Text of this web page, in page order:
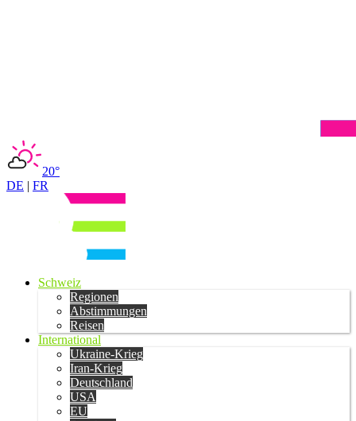
20°
DE | FR
Schweiz
Regionen
Abstimmungen
Reisen
International
Ukraine-Krieg
Iran-Krieg
Deutschland
USA
EU